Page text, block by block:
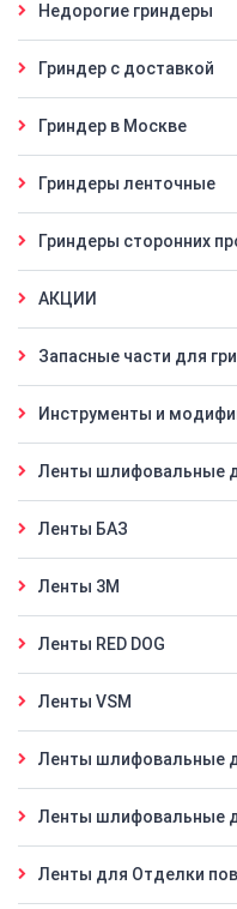
Недорогие гриндеры
Гриндер с доставкой
Гриндер в Москве
Гриндеры ленточные
Гриндеры сторонних
АКЦИИ
Запасные части для
Инструменты и
Ленты шлифовальные
Ленты БАЗ
Ленты 3M
Ленты RED DOG
Ленты VSM
Ленты шлифовальные
Ленты шлифовальные
Ленты для Отделки